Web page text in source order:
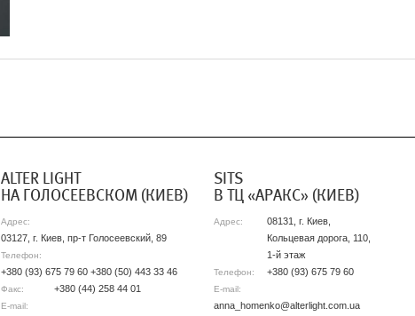
АLTER LIGHT
НА ГОЛОСЕЕВСКОМ (КИЕВ)
Адрес:
03127, г. Киев, пр-т Голосеевский, 89
Телефон:
+380 (93) 675 79 60 +380 (50) 443 33 46
Факс: +380 (44) 258 44 01
E-mail:
SITS
В ТЦ «АРАКС» (КИЕВ)
Адрес:
08131, г. Киев,
Кольцевая дорога, 110,
1-й этаж
Телефон: +380 (93) 675 79 60
E-mail:
anna_homenko@alterlight.com.ua